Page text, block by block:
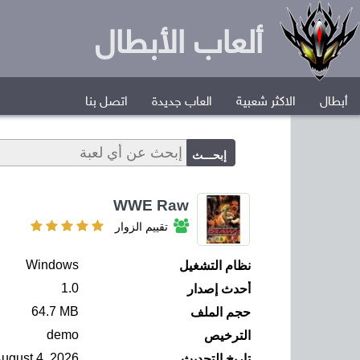
ألعاب الأبطال
أبطال الاكثر شعبية العاب جديدة اتصل بنا
WWE Raw
تقييم الزوار
نظام التشغيل
Windows
أحدث إصدار
1.0
حجم الملف
64.7 MB
الترخيص
demo